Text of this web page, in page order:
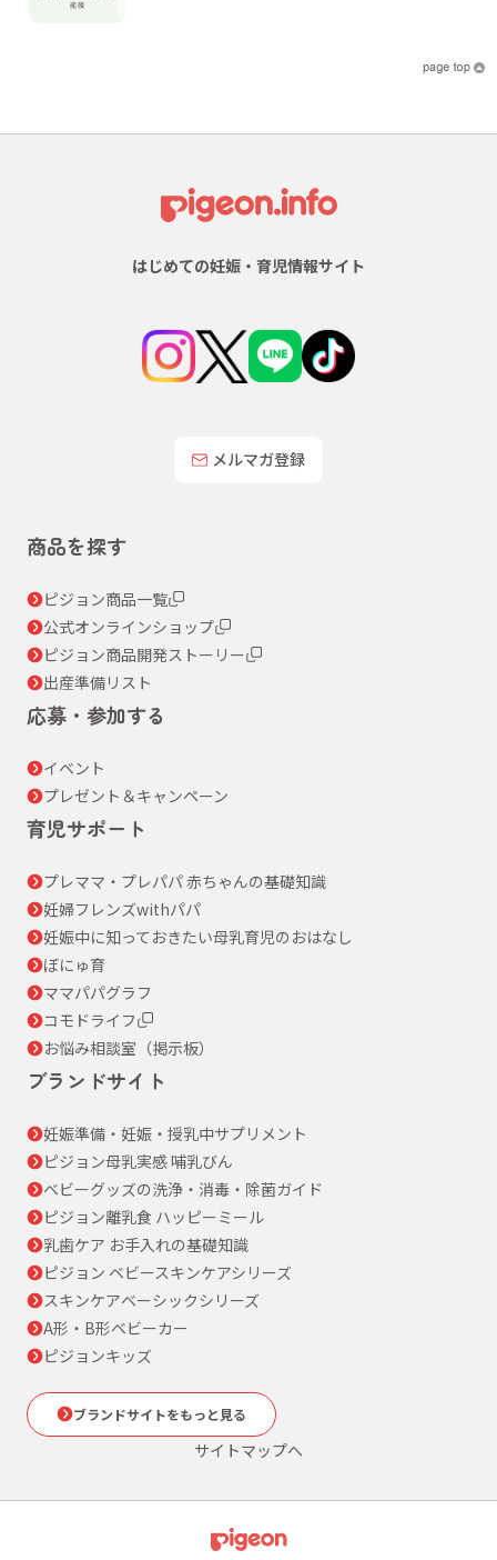
はじめての妊娠・育児情報サイト
メルマガ登録
商品を探す
ピジョン商品一覧
公式オンラインショップ
ピジョン商品開発ストーリー
出産準備リスト
応募・参加する
イベント
プレゼント＆キャンペーン
育児サポート
プレママ・プレパパ 赤ちゃんの基礎知識
妊婦フレンズwithパパ
妊娠中に知っておきたい母乳育児のおはなし
ぼにゅ育
ママパパグラフ
コモドライフ
お悩み相談室（掲示板）
ブランドサイト
妊娠準備・妊娠・授乳中サプリメント
ピジョン母乳実感 哺乳びん
ベビーグッズの洗浄・消毒・除菌ガイド
ピジョン離乳食 ハッピーミール
乳歯ケア お手入れの基礎知識
ピジョン ベビースキンケアシリーズ
スキンケアベーシックシリーズ
A形・B形ベビーカー
ピジョンキッズ
ブランドサイトをもっと見る
サイトマップへ